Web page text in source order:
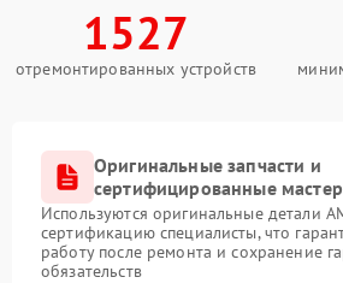
1527
отремонтированных устройств
Оригинальные запчасти и
сертифицированные
Используются оригинальные детали
сертификацию специалисты, что
работу после ремонта и сохранение
обязательств